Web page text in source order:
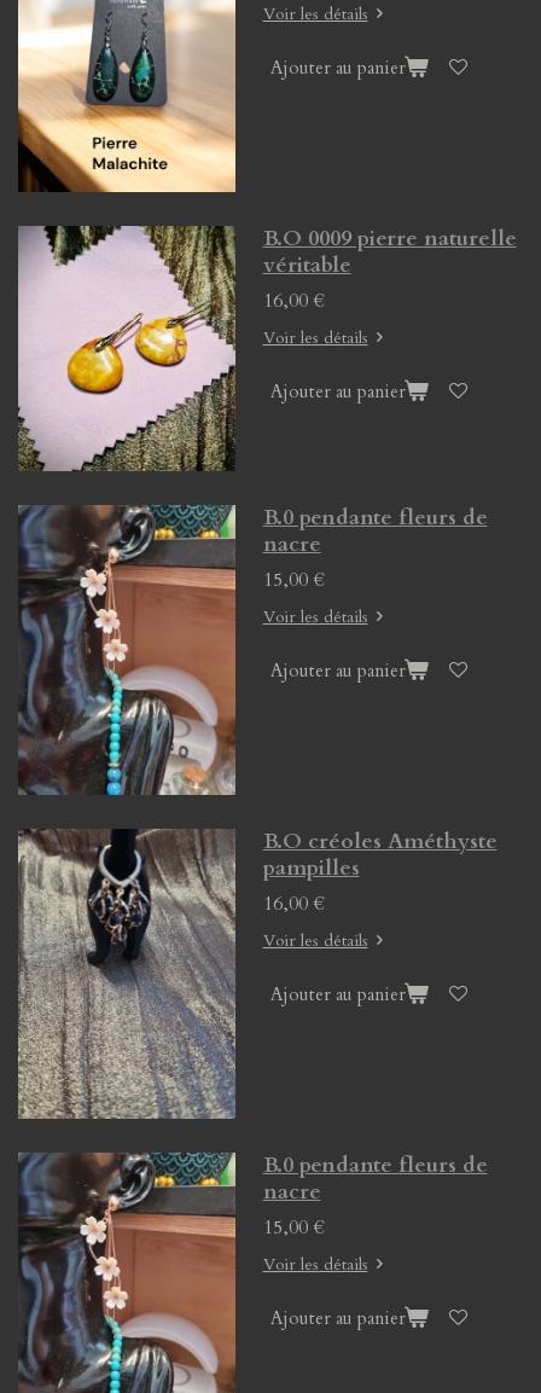
Voir les détails
Ajouter au panier
B.O 0009 pierre naturelle
véritable
16,00 €
Voir les détails
Ajouter au panier
B.0 pendante fleurs de
nacre
15,00 €
Voir les détails
Ajouter au panier
B.O créoles Améthyste
pampilles
16,00 €
Voir les détails
Ajouter au panier
B.0 pendante fleurs de
nacre
15,00 €
Voir les détails
Ajouter au panier